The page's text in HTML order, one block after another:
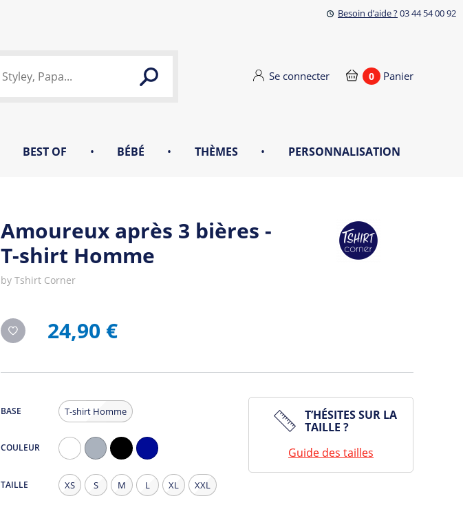
Besoin d’aide ?03 44 54 00 92
Se connecter 0 Panier
BEST OF • BÉBÉ • THÈMES • PERSONNALISATION
Amoureux après 3 bières -
T-shirt Homme
by Tshirt Corner
24,90 €
BASE T-shirt Homme
COULEUR
Chiné
TAILLE XS S M L XL XXL
T’HÉSITES SUR LA
TAILLE ?
Guide des tailles